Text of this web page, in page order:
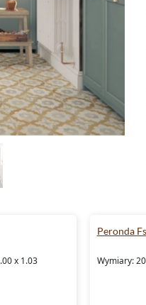
x 1.03
Peronda
Wymiary: